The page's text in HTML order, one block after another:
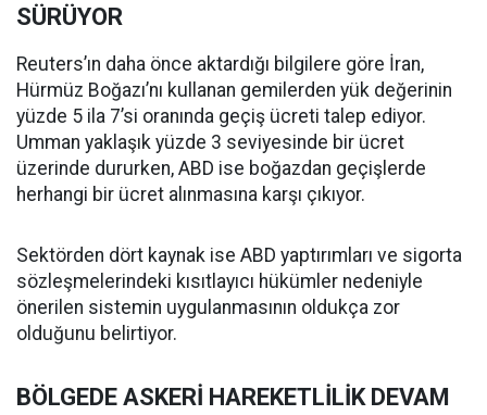
SÜRÜYOR
Reuters’ın daha önce aktardığı bilgilere göre İran,
Hürmüz Boğazı’nı kullanan gemilerden yük değerinin
yüzde 5 ila 7’si oranında geçiş ücreti talep ediyor.
Umman yaklaşık yüzde 3 seviyesinde bir ücret
üzerinde dururken, ABD ise boğazdan geçişlerde
herhangi bir ücret alınmasına karşı çıkıyor.
Sektörden dört kaynak ise ABD yaptırımları ve sigorta
sözleşmelerindeki kısıtlayıcı hükümler nedeniyle
önerilen sistemin uygulanmasının oldukça zor
olduğunu belirtiyor.
BÖLGEDE ASKERİ HAREKETLİLİK DEVAM